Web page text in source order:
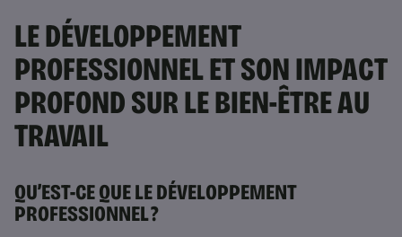
LE DÉVELOPPEMENT
PROFESSIONNEL ET SON IMPACT
PROFOND SUR LE BIEN-ÊTRE AU
TRAVAIL
QU’EST-CE QUE LE DÉVELOPPEMENT
PROFESSIONNEL ?